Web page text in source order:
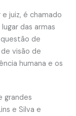
juiz, é chamado
das armas
de
visão de
humana e os
grandes
e Silva e